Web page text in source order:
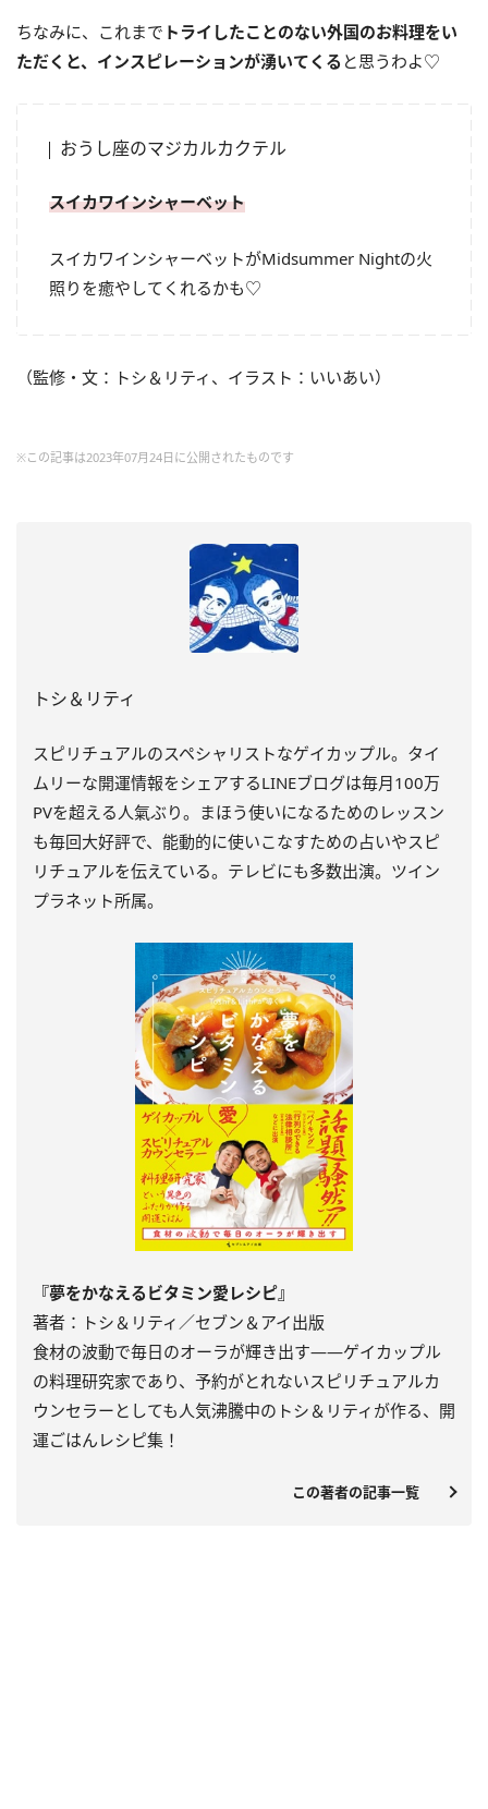
ちなみに、これまで トライしたことのない外国のお料理をい
ただくと、インスピレーションが湧いてくる と思うわよ♡
おうし座のマジカルカクテル
スイカワインシャーベット
スイカワインシャーベットがMidsummer Nightの火
照りを癒やしてくれるかも♡
（監修・文：トシ＆リティ、イラスト：いいあい）
※この記事は2023年07月24日に公開されたものです
トシ＆リティ
スピリチュアルのスペシャリストなゲイカップル。タイ
ムリーな開運情報をシェアするLINEブログは毎月100万
PVを超える人氣ぶり。まほう使いになるためのレッスン
も毎回大好評で、能動的に使いこなすための占いやスピ
リチュアルを伝えている。テレビにも多数出演。ツイン
プラネット所属。
『夢をかなえるビタミン愛レシピ』
著者：トシ＆リティ／セブン＆アイ出版
食材の波動で毎日のオーラが輝き出す――ゲイカップル
の料理研究家であり、予約がとれないスピリチュアルカ
ウンセラーとしても人気沸騰中のトシ＆リティが作る、開
運ごはんレシピ集！
この著者の記事一覧